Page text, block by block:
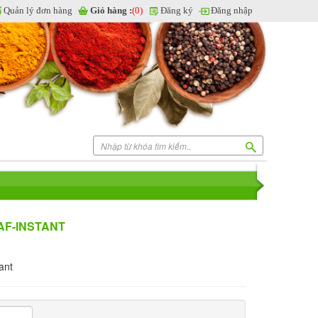
Quản lý đơn hàng Giỏ hàng :(0) Đăng ký Đăng nhập
INSTANT